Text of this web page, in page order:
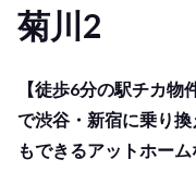
菊川2
【徒歩6分の駅チカ
で渋谷・新宿に乗り
もできるアットホー